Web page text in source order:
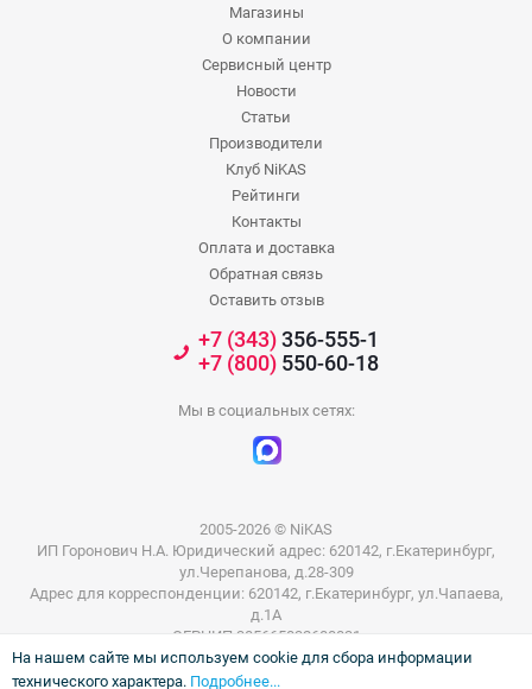
Магазины
О компании
Сервисный центр
Новости
Статьи
Производители
Клуб NiKAS
Рейтинги
Контакты
Оплата и доставка
Обратная связь
Оставить отзыв
+7 (343)356-555-1
+7 (800)550-60-18
Мы в социальных сетях:
2005-2026 © NiKAS
ИП Горонович Н.А. Юридический адрес: 620142, г.Екатеринбург,
ул.Черепанова, д.28-309
Адрес для корреспонденции: 620142, г.Екатеринбург, ул.Чапаева,
д.1А
ОГРНИП 305665832600031
ИНН 665801802803
На нашем сайте мы используем cookie для сбора информации
технического характера. Подробнее...